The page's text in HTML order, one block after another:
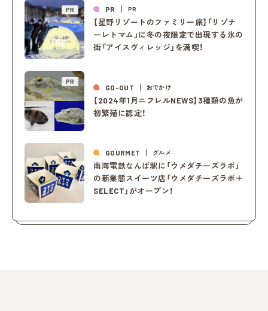
PR PR PR
【星野リゾートのファミリー旅】「リゾナ
ーレトマム」に冬の夜限定で出現する氷の
街「アイスヴィレッジ」を満喫！
PR
GO-OUT おでかけ
【2024年1月ニフレルNEWS】3種類の魚が
初繁殖に認定！
GOURMET グルメ
南海電鉄なんば駅に「ウメダチーズラボ」
の新業態スイーツ店「ウメダチーズラボ＋
SELECT」がオープン！